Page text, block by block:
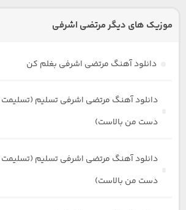
موزیک های دیگر مرتضی اشرفی
دانلود آهنگ مرتضی اشرفی بغلم کن
دانلود آهنگ مرتضی اشرفی تسلیم
دست من بالاست)
دانلود آهنگ مرتضی اشرفی تسلیم
دست من بالاست)